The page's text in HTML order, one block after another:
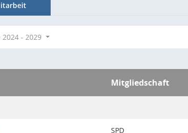
- 2029
Mitgliedschaft
SPD